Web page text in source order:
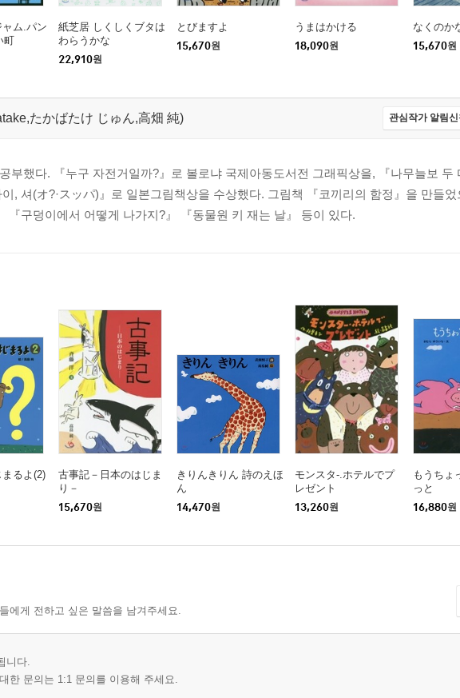
ム.パン
町
紙芝居 しくしくブタは
わらうかな
22,910원
とびますよ
15,670원
うまはかける
18,090원
なくのか
15,670원
たかばたけ じゅん,高畑 純) 관심작가 알림신
부했다. 『누구 자전거일까?』로 볼로냐 국제아동도서전 그래픽상을, 『나무늘보 두
, 셔(オ?·スッパ)』로 일본그림책상을 수상했다. 그림책 『코끼리의 함정』을 만들었
『구덩이에서 어떻게 나가지?』 『동물원 키 재는 날』 등이 있다.
るよ(2)
古事記－日本のはじま
り－
15,670원
きりんきりん 詩のえほ
ん
14,470원
モンスタ-.ホテルでプ
レゼント
13,260원
もうちょ
っと
16,880원
에게 전하고 싶은 말씀을 남겨주세요.
니다.
한 문의는 1:1 문의를 이용해 주세요.